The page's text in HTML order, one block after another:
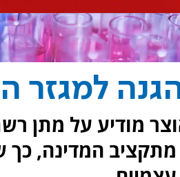
למגזר
מודיע על מתן
המדינה,